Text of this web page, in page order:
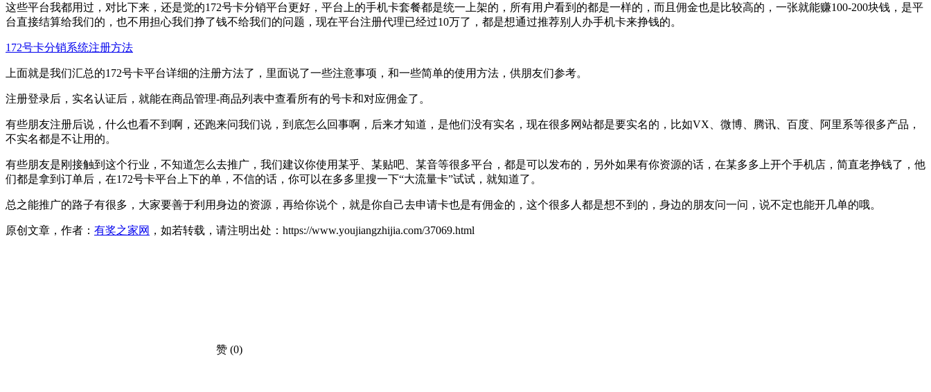
这些平台我都用过，对比下来，还是觉的172号卡分销平台更好，平台上的手机卡套餐都是统一上架的，所有用户看到的都是一样的，而且佣金也是比较高的，一张就能赚100-200块钱，是平
台直接结算给我们的，也不用担心我们挣了钱不给我们的问题，现在平台注册代理已经过10万了，都是想通过推荐别人办手机卡来挣钱的。
172号卡分销系统注册方法
上面就是我们汇总的172号卡平台详细的注册方法了，里面说了一些注意事项，和一些简单的使用方法，供朋友们参考。
注册登录后，实名认证后，就能在商品管理-商品列表中查看所有的号卡和对应佣金了。
有些朋友注册后说，什么也看不到啊，还跑来问我们说，到底怎么回事啊，后来才知道，是他们没有实名，现在很多网站都是要实名的，比如VX、微博、腾讯、百度、阿里系等很多产品，
不实名都是不让用的。
有些朋友是刚接触到这个行业，不知道怎么去推广，我们建议你使用某乎、某贴吧、某音等很多平台，都是可以发布的，另外如果有你资源的话，在某多多上开个手机店，简直老挣钱了，他
们都是拿到订单后，在172号卡平台上下的单，不信的话，你可以在多多里搜一下“大流量卡”试试，就知道了。
总之能推广的路子有很多，大家要善于利用身边的资源，再给你说个，就是你自己去申请卡也是有佣金的，这个很多人都是想不到的，身边的朋友问一问，说不定也能开几单的哦。
原创文章，作者： 有奖之家网 ，如若转载，请注明出处：https://www.youjiangzhijia.com/37069.html
赞 (0)